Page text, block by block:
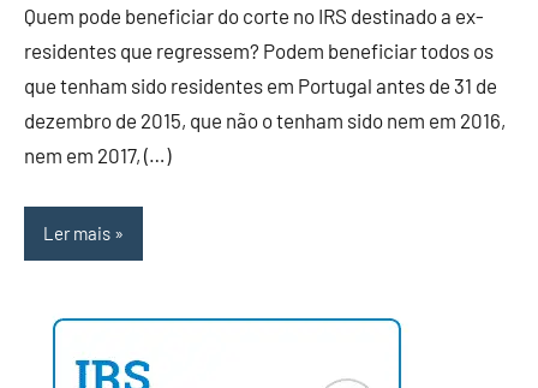
Quem pode beneficiar do corte no IRS destinado a ex-
residentes que regressem? Podem beneficiar todos os
que tenham sido residentes em Portugal antes de 31 de
dezembro de 2015, que não o tenham sido nem em 2016,
nem em 2017, (…)
Ler mais